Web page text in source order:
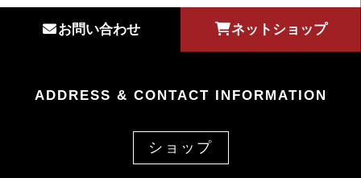
お問い合わせ ネットショップ
ADDRESS & CONTACT INFORMATION
ショップ